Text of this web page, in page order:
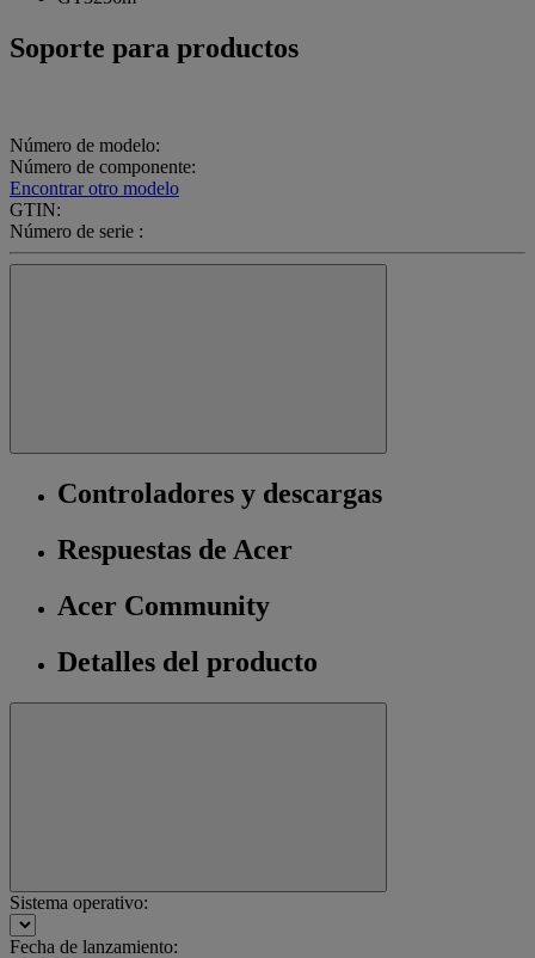
Soporte para productos
Número de modelo:
Número de componente:
Encontrar otro modelo
GTIN:
Número de serie :
Controladores y descargas
Respuestas de Acer
Acer Community
Detalles del producto
Sistema operativo:
Fecha de lanzamiento: